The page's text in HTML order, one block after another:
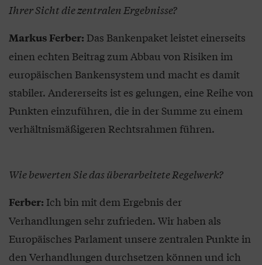
Ihrer Sicht die zentralen Ergebnisse?
Markus Ferber: Das Bankenpaket leistet einerseits
einen echten Beitrag zum Abbau von Risiken im
europäischen Bankensystem und macht es damit
stabiler. Andererseits ist es gelungen, eine Reihe von
Punkten einzuführen, die in der Summe zu einem
verhältnismäßigeren Rechtsrahmen führen.
Wie bewerten Sie das überarbeitete Regelwerk?
Ferber: Ich bin mit dem Ergebnis der
Verhandlungen sehr zufrieden. Wir haben als
Europäisches Parlament unsere zentralen Punkte in
den Verhandlungen durchsetzen können und ich